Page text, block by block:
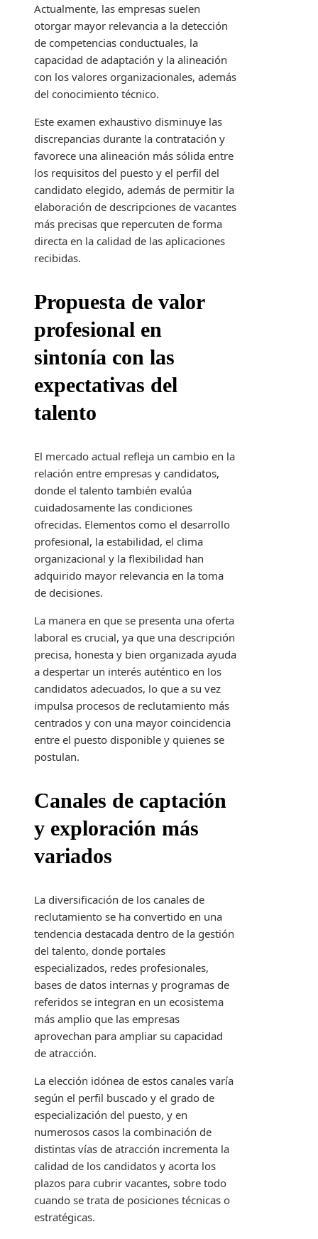
Actualmente, las empresas suelen
otorgar mayor relevancia a la detección
de competencias conductuales, la
capacidad de adaptación y la alineación
con los valores organizacionales, además
del conocimiento técnico.
Este examen exhaustivo disminuye las
discrepancias durante la contratación y
favorece una alineación más sólida entre
los requisitos del puesto y el perfil del
candidato elegido, además de permitir la
elaboración de descripciones de vacantes
más precisas que repercuten de forma
directa en la calidad de las aplicaciones
recibidas.
Propuesta de valor
profesional en
sintonía con las
expectativas del
talento
El mercado actual refleja un cambio en la
relación entre empresas y candidatos,
donde el talento también evalúa
cuidadosamente las condiciones
ofrecidas. Elementos como el desarrollo
profesional, la estabilidad, el clima
organizacional y la flexibilidad han
adquirido mayor relevancia en la toma
de decisiones.
La manera en que se presenta una oferta
laboral es crucial, ya que una descripción
precisa, honesta y bien organizada ayuda
a despertar un interés auténtico en los
candidatos adecuados, lo que a su vez
impulsa procesos de reclutamiento más
centrados y con una mayor coincidencia
entre el puesto disponible y quienes se
postulan.
Canales de captación
y exploración más
variados
La diversificación de los canales de
reclutamiento se ha convertido en una
tendencia destacada dentro de la gestión
del talento, donde portales
especializados, redes profesionales,
bases de datos internas y programas de
referidos se integran en un ecosistema
más amplio que las empresas
aprovechan para ampliar su capacidad
de atracción.
La elección idónea de estos canales varía
según el perfil buscado y el grado de
especialización del puesto, y en
numerosos casos la combinación de
distintas vías de atracción incrementa la
calidad de los candidatos y acorta los
plazos para cubrir vacantes, sobre todo
cuando se trata de posiciones técnicas o
estratégicas.